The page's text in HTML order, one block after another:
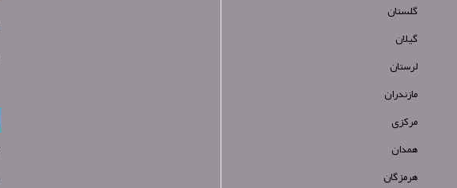
گلستان
گیلان
لرستان
مازندران
مرکزی
همدان
هرمزگان